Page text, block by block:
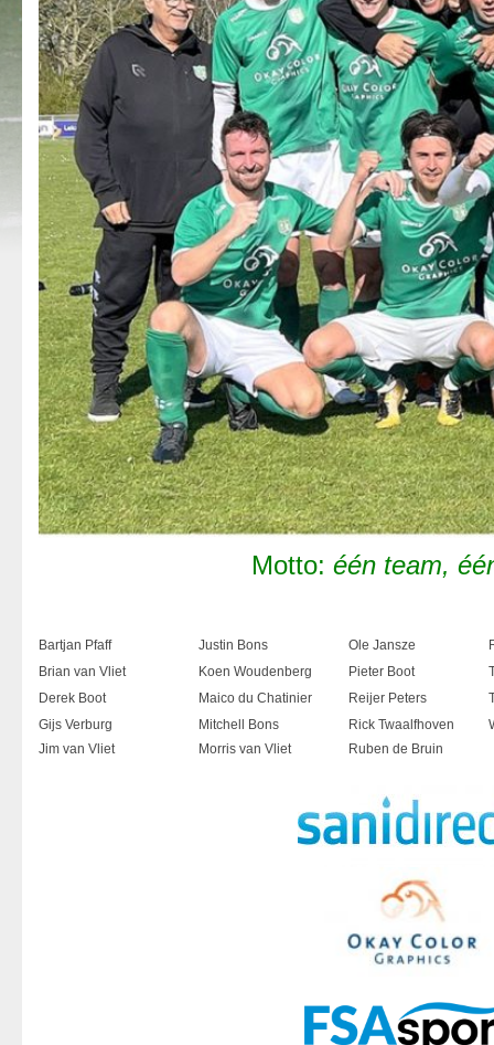
Motto: één team,
Bartjan Pfaff Justin Bons Ole Jansze
Brian van Vliet
Koen Woudenberg Pieter Boot
Derek Boot
Maico du Chatinier Reijer Peters
Gijs Verburg
Mitchell Bons Rick Twaalfhoven
Jim van Vliet
Morris van Vliet Ruben de Bruin